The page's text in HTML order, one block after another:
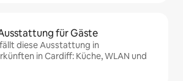
für Gäste
diese Ausstattung in
in Cardiff: Küche, WLAN und